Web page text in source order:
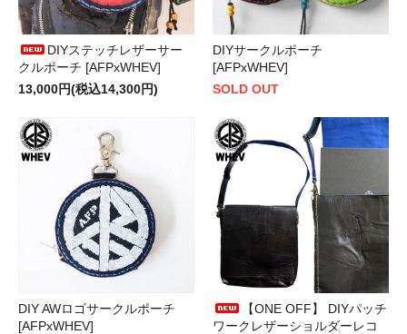
DIYステッチレザーサー
クルポーチ [AFPxWHEV]
13,000円(税込14,300円)
DIYサークルポーチ
[AFPxWHEV]
SOLD OUT
DIY AWロゴサークルポーチ
[AFPxWHEV]
【ONE OFF】 DIYパッチ
ワークレザーショルダーレコ